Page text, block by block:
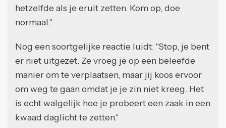
hetzelfde als je eruit zetten. Kom op, doe
normaal."
Nog een soortgelijke reactie luidt: "Stop, je bent
er niet uitgezet. Ze vroeg je op een beleefde
manier om te verplaatsen, maar jij koos ervoor
om weg te gaan omdat je je zin niet kreeg. Het
is echt walgelijk hoe je probeert een zaak in een
kwaad daglicht te zetten."